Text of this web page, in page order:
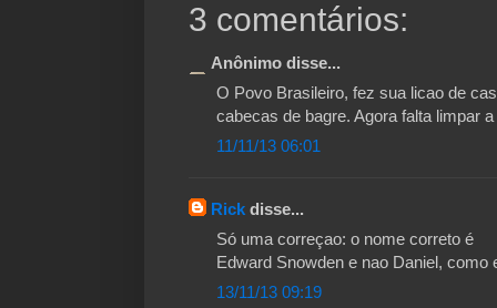
3 comentários:
Anônimo disse...
O Povo Brasileiro, fez sua licao de
cabecas de bagre. Agora falta limpar
11/11/13 06:01
Rick disse...
Só uma correçao: o nome correto é
Edward Snowden e nao Daniel, como
13/11/13 09:19